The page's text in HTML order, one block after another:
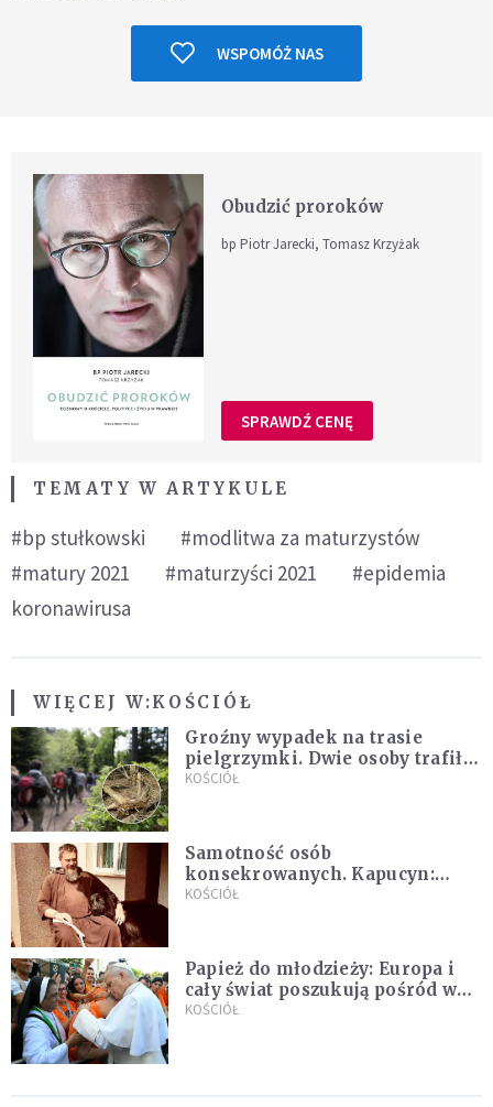
WSPOMÓŻ NAS
Obudzić proroków
bp Piotr Jarecki, Tomasz Krzyżak
SPRAWDŹ CENĘ
TEMATY W ARTYKULE
#bp stułkowski
#modlitwa za maturzystów
#matury 2021
#maturzyści 2021
#epidemia
koronawirusa
WIĘCEJ W:KOŚCIÓŁ
Groźny wypadek na trasie
pielgrzymki. Dwie osoby trafiły
do szpitala
KOŚCIÓŁ
Samotność osób
konsekrowanych. Kapucyn:
Życie w pojedynkę rzadko jest
KOŚCIÓŁ
Papież do młodzieży: Europa i
cały świat poszukują pośród was
nowych świętych
KOŚCIÓŁ